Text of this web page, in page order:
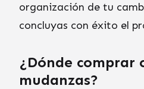
organización de tu
concluyas con éxito el
¿Dónde comprar
mudanzas?